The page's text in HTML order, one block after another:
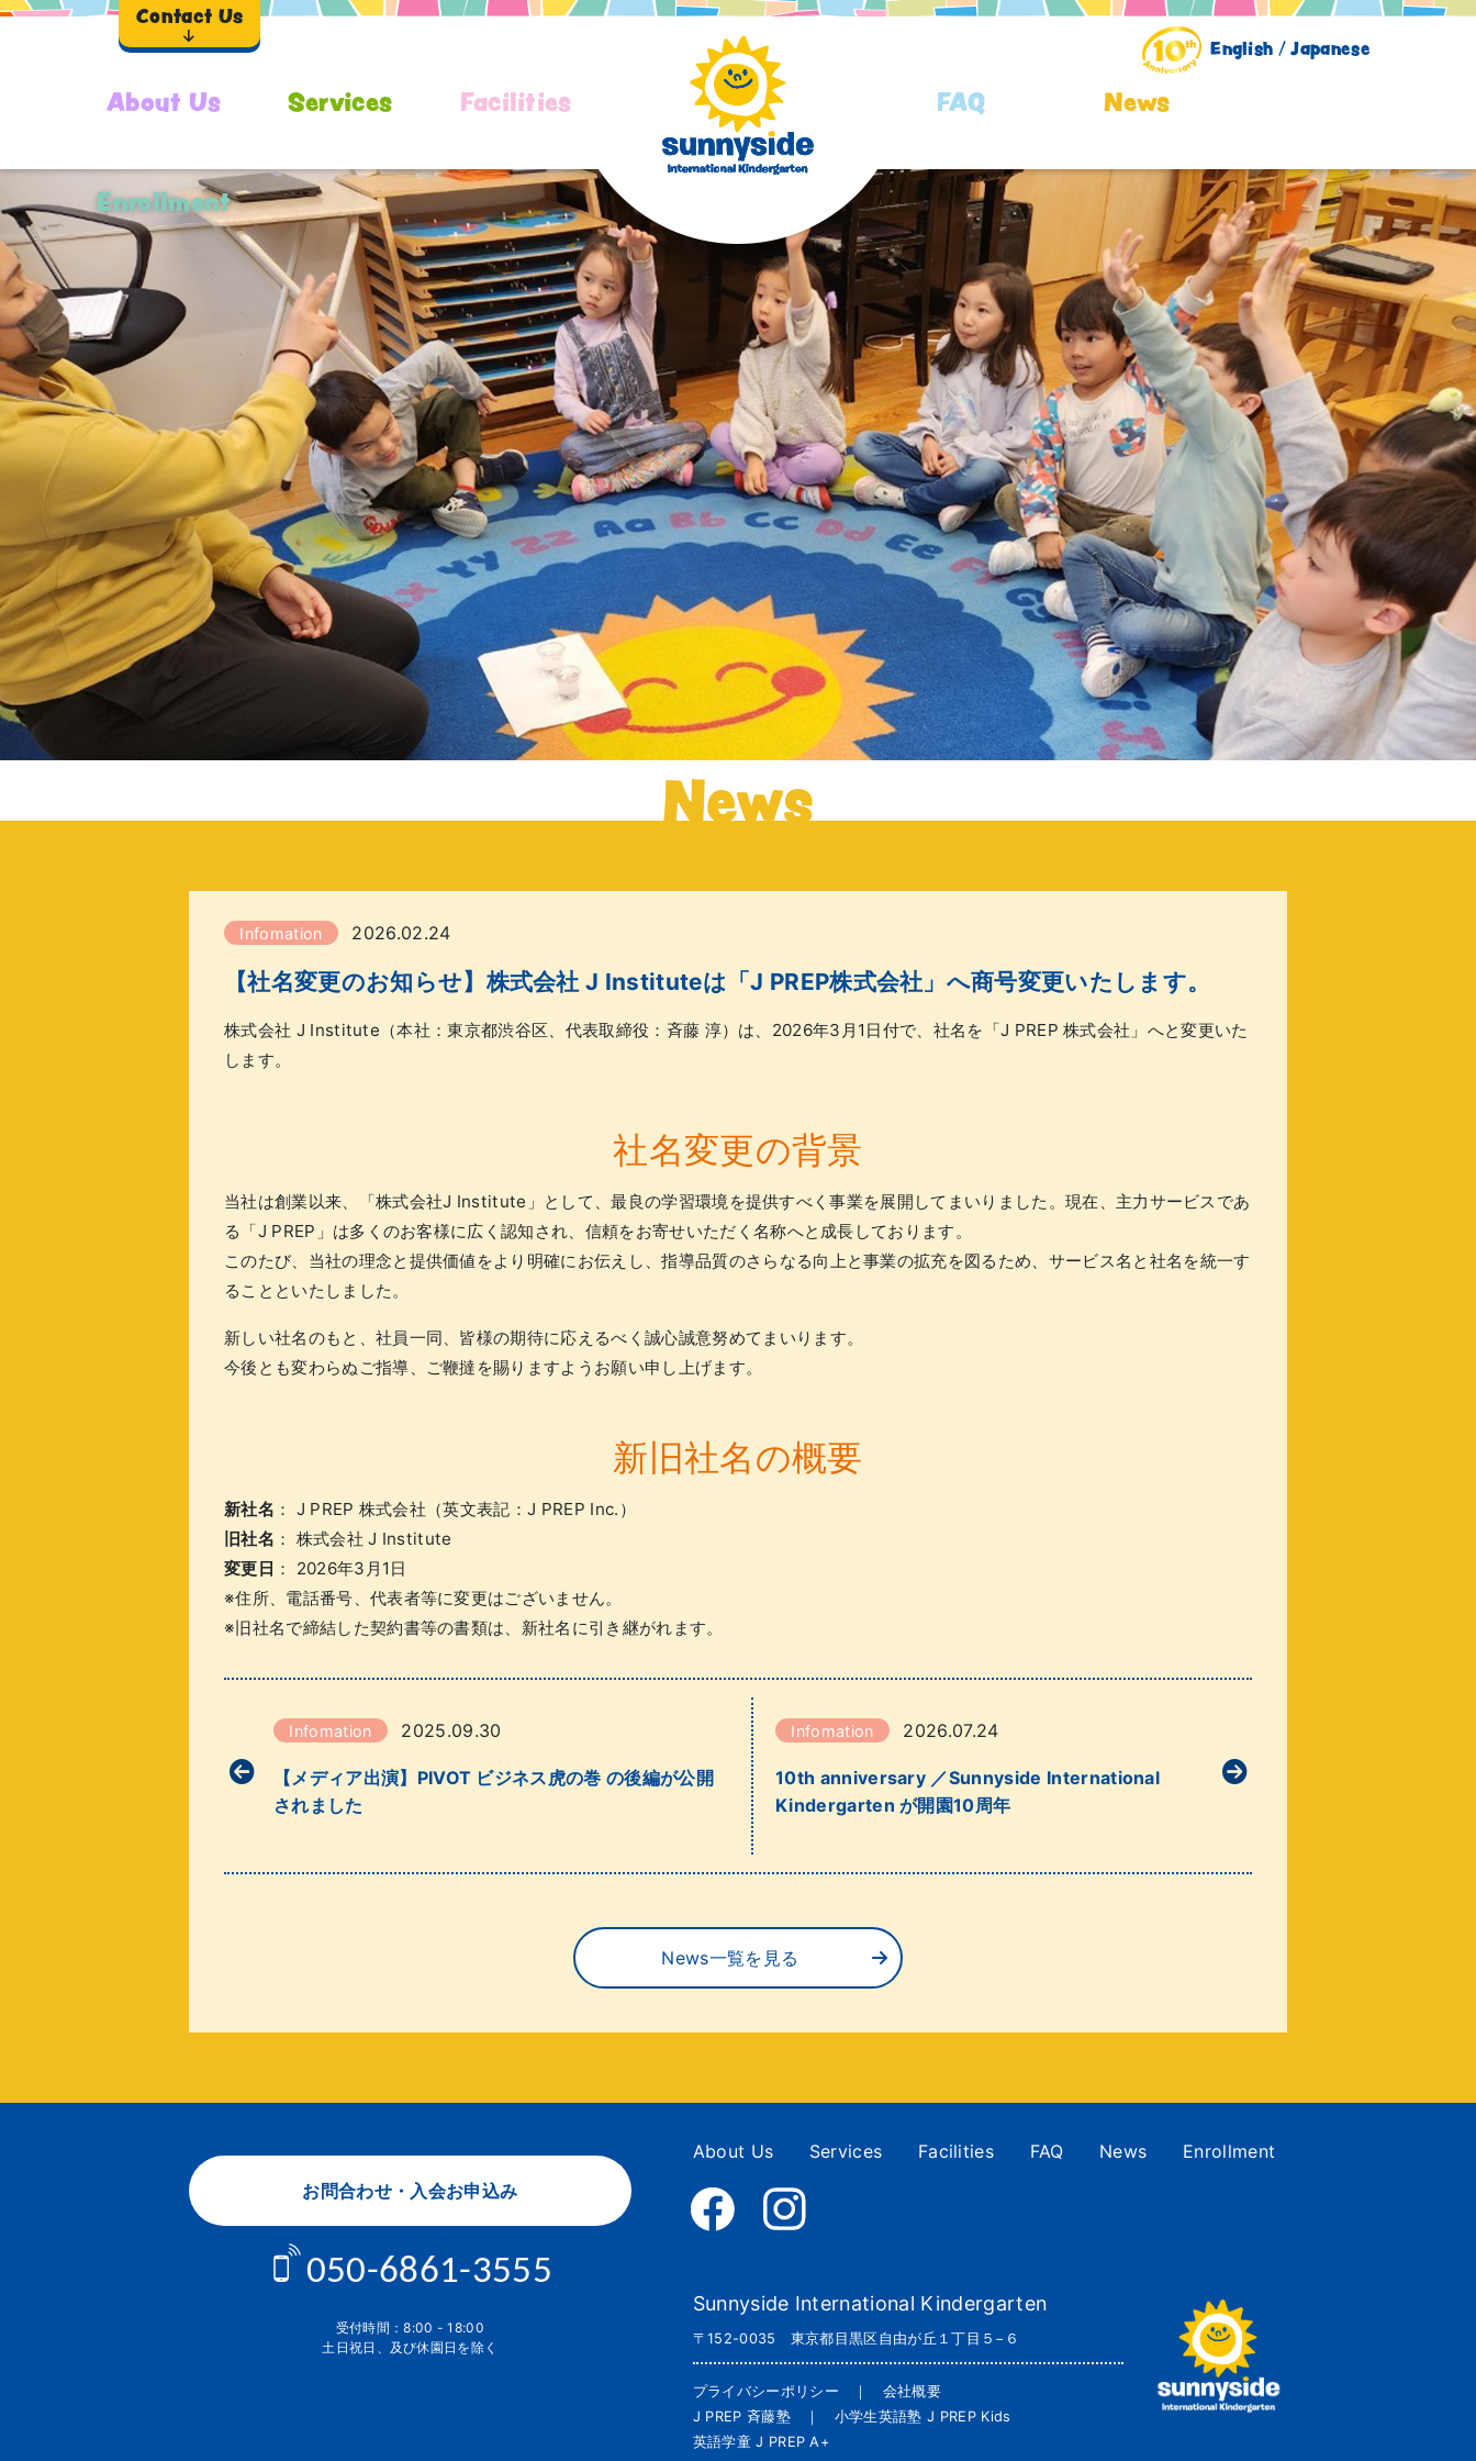
Contact Us
English / Japanese
About Us Services Facilities FAQ News
Enrollment
News
Infomation 2026.02.24
【社名変更のお知らせ】株式会社 J Instituteは「J PREP株式会社」へ商号変更いたします。
株式会社 J Institute（本社：東京都渋谷区、代表取締役：斉藤 淳）は、2026年3月1日付で、社名を「J PREP 株式会社」へと変更いた
します。
社名変更の背景
当社は創業以来、「株式会社J Institute」として、最良の学習環境を提供すべく事業を展開してまいりました。現在、主力サービスであ
る「J PREP」は多くのお客様に広く認知され、信頼をお寄せいただく名称へと成長しております。
このたび、当社の理念と提供価値をより明確にお伝えし、指導品質のさらなる向上と事業の拡充を図るため、サービス名と社名を統一す
ることといたしました。
新しい社名のもと、社員一同、皆様の期待に応えるべく誠心誠意努めてまいります。
今後とも変わらぬご指導、ご鞭撻を賜りますようお願い申し上げます。
新旧社名の概要
新社名 ： J PREP 株式会社（英文表記：J PREP Inc.）
旧社名 ： 株式会社 J Institute
変更日 ： 2026年3月1日
※住所、電話番号、代表者等に変更はございません。
※旧社名で締結した契約書等の書類は、新社名に引き継がれます。
Infomation 2025.09.30
【メディア出演】PIVOT ビジネス虎の巻 の後編が公開
されました
Infomation 2026.07.24
10th anniversary ／Sunnyside International
Kindergarten が開園10周年
News一覧を見る
お問合わせ・入会お申込み
050-6861-3555
受付時間：8:00 - 18:00
土日祝日、及び休園日を除く
About Us Services Facilities FAQ News Enrollment
Sunnyside International Kindergarten
〒152-0035 東京都目黒区自由が丘１丁目５−６
プライバシーポリシー ｜ 会社概要
J PREP 斉藤塾｜ 小学生英語塾 J PREP Kids
英語学童 J PREP A+